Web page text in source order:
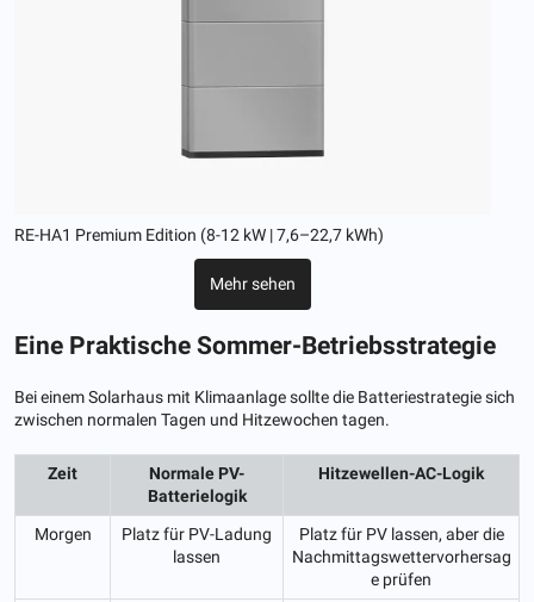
RE-HA1 Premium Edition (8-12 kW | 7,6–22,7 kWh)
Mehr sehen
Eine Praktische Sommer-Betriebsstrategie
Bei einem Solarhaus mit Klimaanlage sollte die Batteriestrategie sich
zwischen normalen Tagen und Hitzewochen tagen.
Zeit
Normale PV-
Batterielogik
Hitzewellen-AC-Logik
Morgen
Platz für PV-Ladung
lassen
Platz für PV lassen, aber die
Nachmittagswettervorhersag
e prüfen